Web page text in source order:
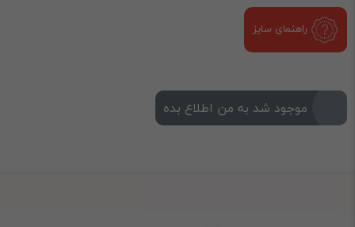
راهنمای سایز
موجود شد به من اطلاع بده